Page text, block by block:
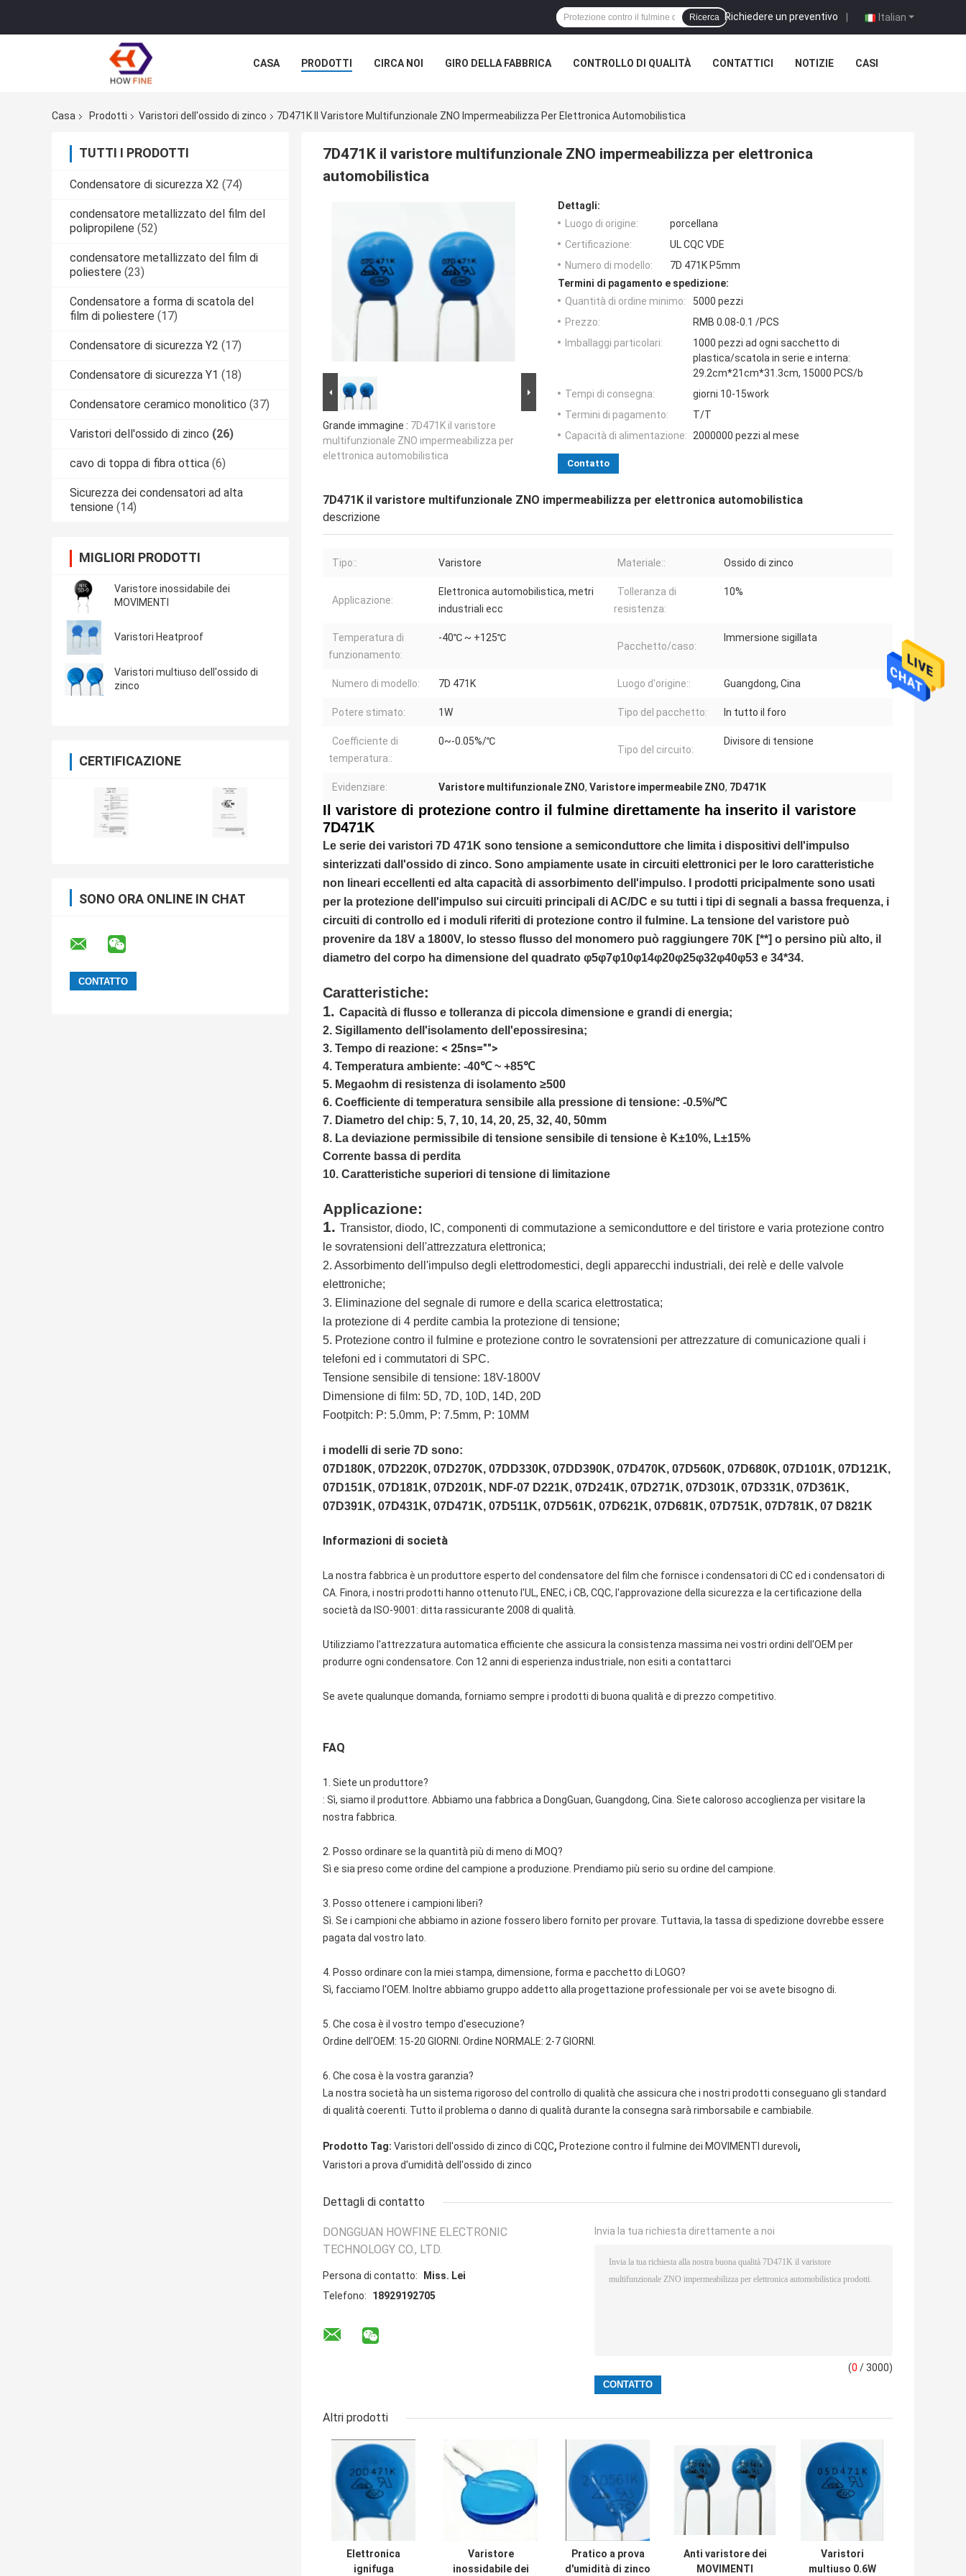
Italian
Richiedere un preventivo |
Ricerca
CASA PRODOTTI CIRCA NOI GIRO DELLA FABBRICA CONTROLLO DI QUALITÀ CONTATTICI NOTIZIE CASI
Casa Prodotti Varistori dell'ossido di zinco 7D471K Il Varistore Multifunzionale ZNO Impermeabilizza Per Elettronica Automobilistica
TUTTI I PRODOTTI
Condensatore di sicurezza X2 (74)
condensatore metallizzato del film del
polipropilene (52)
condensatore metallizzato del film di
poliestere (23)
Condensatore a forma di scatola del
film di poliestere (17)
Condensatore di sicurezza Y2 (17)
Condensatore di sicurezza Y1 (18)
Condensatore ceramico monolitico (37)
Varistori dell'ossido di zinco (26)
cavo di toppa di fibra ottica (6)
Sicurezza dei condensatori ad alta
tensione (14)
MIGLIORI PRODOTTI
Varistore inossidabile dei
MOVIMENTI
Varistori Heatproof
Varistori multiuso dell'ossido di
zinco
CERTIFICAZIONE
SONO ORA ONLINE IN CHAT
7D471K il varistore multifunzionale ZNO impermeabilizza per elettronica
automobilistica
Grande immagine : 7D471K il varistore
multifunzionale ZNO impermeabilizza per
elettronica automobilistica
Dettagli:
Luogo di origine:
porcellana
Certificazione:
UL CQC VDE
Numero di modello:
7D 471K P5mm
Termini di pagamento e spedizione:
Quantità di ordine minimo:
5000 pezzi
Prezzo:
RMB 0.08-0.1 /PCS
Imballaggi particolari:
1000 pezzi ad ogni sacchetto di
plastica/scatola in serie e interna:
29.2cm*21cm*31.3cm, 15000 PCS/b
Tempi di consegna:
giorni 10-15work
Termini di pagamento:
T/T
Capacità di alimentazione: 2000000 pezzi al mese
Contatto
7D471K il varistore multifunzionale ZNO impermeabilizza per elettronica automobilistica
descrizione
Tipo:: Varistore Materiale:: Ossido di zinco
Applicazione:
Elettronica automobilistica, metri
industriali ecc
Tolleranza di
resistenza:
10%
Temperatura di
funzionamento:
-40℃ ~ +125℃
Pacchetto/caso:
Immersione sigillata
Numero di modello: 7D 471K Luogo d'origine:: Guangdong, Cina
Potere stimato: 1W Tipo del pacchetto: In tutto il foro
Coefficiente di
temperatura::
0~-0.05%/℃
Tipo del circuito:
Divisore di tensione
Evidenziare: Varistore multifunzionale ZNO, Varistore impermeabile ZNO, 7D471K
Il varistore di protezione contro il fulmine direttamente ha inserito il varistore
7D471K
Le serie dei varistori 7D 471K sono tensione a semiconduttore che limita i dispositivi dell'impulso
sinterizzati dall'ossido di zinco. Sono ampiamente usate in circuiti elettronici per le loro caratteristiche
non lineari eccellenti ed alta capacità di assorbimento dell'impulso. I prodotti pricipalmente sono usati
per la protezione dell'impulso sui circuiti principali di AC/DC e su tutti i tipi di segnali a bassa frequenza, i
circuiti di controllo ed i moduli riferiti di protezione contro il fulmine. La tensione del varistore può
provenire da 18V a 1800V, lo stesso flusso del monomero può raggiungere 70K [**] o persino più alto, il
diametro del corpo ha dimensione del quadrato φ5φ7φ10φ14φ20φ25φ32φ40φ53 e 34*34.
Caratteristiche:
1. Capacità di flusso e tolleranza di piccola dimensione e grandi di energia;
2. Sigillamento dell'isolamento dell'epossiresina;
3. Tempo di reazione: < 25ns="">
4. Temperatura ambiente: -40℃ ~ +85℃
5. Megaohm di resistenza di isolamento ≥500
6. Coefficiente di temperatura sensibile alla pressione di tensione: -0.5%/℃
7. Diametro del chip: 5, 7, 10, 14, 20, 25, 32, 40, 50mm
8. La deviazione permissibile di tensione sensibile di tensione è K±10%, L±15%
Corrente bassa di perdita
10. Caratteristiche superiori di tensione di limitazione
Applicazione:
1. Transistor, diodo, IC, componenti di commutazione a semiconduttore e del tiristore e varia protezione contro
le sovratensioni dell'attrezzatura elettronica;
2. Assorbimento dell'impulso degli elettrodomestici, degli apparecchi industriali, dei relè e delle valvole
elettroniche;
3. Eliminazione del segnale di rumore e della scarica elettrostatica;
la protezione di 4 perdite cambia la protezione di tensione;
5. Protezione contro il fulmine e protezione contro le sovratensioni per attrezzature di comunicazione quali i
telefoni ed i commutatori di SPC.
Tensione sensibile di tensione: 18V-1800V
Dimensione di film: 5D, 7D, 10D, 14D, 20D
Footpitch: P: 5.0mm, P: 7.5mm, P: 10MM
i modelli di serie 7D sono:
07D180K, 07D220K, 07D270K, 07DD330K, 07DD390K, 07D470K, 07D560K, 07D680K, 07D101K, 07D121K,
07D151K, 07D181K, 07D201K, NDF-07 D221K, 07D241K, 07D271K, 07D301K, 07D331K, 07D361K,
07D391K, 07D431K, 07D471K, 07D511K, 07D561K, 07D621K, 07D681K, 07D751K, 07D781K, 07 D821K
Informazioni di società
La nostra fabbrica è un produttore esperto del condensatore del film che fornisce i condensatori di CC ed i condensatori di
CA. Finora, i nostri prodotti hanno ottenuto l'UL, ENEC, i CB, CQC, l'approvazione della sicurezza e la certificazione della
società da ISO-9001: ditta rassicurante 2008 di qualità.
Utilizziamo l'attrezzatura automatica efficiente che assicura la consistenza massima nei vostri ordini dell'OEM per
produrre ogni condensatore. Con 12 anni di esperienza industriale, non esiti a contattarci
Se avete qualunque domanda, forniamo sempre i prodotti di buona qualità e di prezzo competitivo.
FAQ
1. Siete un produttore?
: Sì, siamo il produttore. Abbiamo una fabbrica a DongGuan, Guangdong, Cina. Siete caloroso accoglienza per visitare la
nostra fabbrica.
2. Posso ordinare se la quantità più di meno di MOQ?
Sì e sia preso come ordine del campione a produzione. Prendiamo più serio su ordine del campione.
3. Posso ottenere i campioni liberi?
Sì. Se i campioni che abbiamo in azione fossero libero fornito per provare. Tuttavia, la tassa di spedizione dovrebbe essere
pagata dal vostro lato.
4. Posso ordinare con la miei stampa, dimensione, forma e pacchetto di LOGO?
Sì, facciamo l'OEM. Inoltre abbiamo gruppo addetto alla progettazione professionale per voi se avete bisogno di.
5. Che cosa è il vostro tempo d'esecuzione?
Ordine dell'OEM: 15-20 GIORNI. Ordine NORMALE: 2-7 GIORNI.
6. Che cosa è la vostra garanzia?
La nostra società ha un sistema rigoroso del controllo di qualità che assicura che i nostri prodotti conseguano gli standard
di qualità coerenti. Tutto il problema o danno di qualità durante la consegna sarà rimborsabile e cambiabile.
Prodotto Tag: Varistori dell'ossido di zinco di CQC, Protezione contro il fulmine dei MOVIMENTI durevoli,
Varistori a prova d'umidità dell'ossido di zinco
Dettagli di contatto
DONGGUAN HOWFINE ELECTRONIC
TECHNOLOGY CO., LTD.
Persona di contatto:
Miss. Lei
Telefono:
18929192705
Invia la tua richiesta direttamente a noi
(0 / 3000)
Altri prodotti
Elettronica
ignifuga
Varistore
inossidabile dei
Pratico a prova
d'umidità di zinco
Anti varistore dei
MOVIMENTI
Varistori
multiuso 0.6W